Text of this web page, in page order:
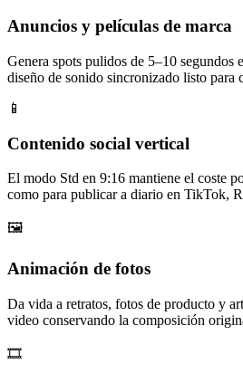
Anuncios y películas de marca
Genera spots pulidos de 5–10 segundos
diseño de sonido sincronizado listo para
📱
Contenido social vertical
El modo Std en 9:16 mantiene el coste
como para publicar a diario en TikTok,
🖼️
Animación de fotos
Da vida a retratos, fotos de producto y
video conservando la composición
🎞️